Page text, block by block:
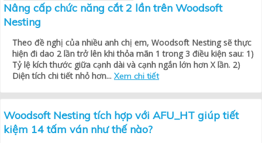
Nâng cấp chức năng cắt 2 lần trên Woodsoft
Nesting
Theo đề nghị của nhiều anh chị em, Woodsoft Nesting sẽ thực
hiện đi dao 2 lần trở lên khi thỏa mãn 1 trong 3 điều kiện sau: 1)
Tỷ lệ kích thước giữa cạnh dài và cạnh ngắn lớn hơn X lần. 2)
Diện tích chi tiết nhỏ hơn... Xem chi tiết
Woodsoft Nesting tích hợp với AFU_HT giúp tiết
kiệm 14 tấm ván như thế nào?